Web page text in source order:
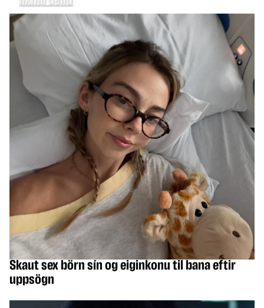
HEIMUR
Skaut sex börn sín og eiginkonu til bana eftir
uppsögn